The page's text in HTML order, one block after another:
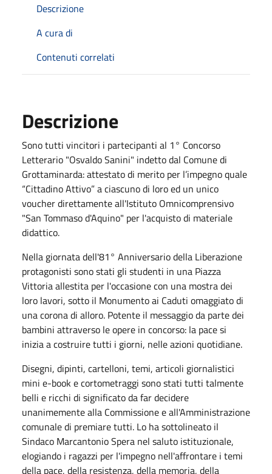
Descrizione
A cura di
Contenuti correlati
Descrizione
Sono tutti vincitori i partecipanti al 1° Concorso
Letterario "Osvaldo Sanini" indetto dal Comune di
Grottaminarda: attestato di merito per l’impegno quale
“Cittadino Attivo” a ciascuno di loro ed un unico
voucher direttamente all'Istituto Omnicomprensivo
"San Tommaso d'Aquino" per l'acquisto di materiale
didattico.
Nella giornata dell'81° Anniversario della Liberazione
protagonisti sono stati gli studenti in una Piazza
Vittoria allestita per l'occasione con una mostra dei
loro lavori, sotto il Monumento ai Caduti omaggiato di
una corona di alloro. Potente il messaggio da parte dei
bambini attraverso le opere in concorso: la pace si
inizia a costruire tutti i giorni, nelle azioni quotidiane.
Disegni, dipinti, cartelloni, temi, articoli giornalistici
mini e-book e cortometraggi sono stati tutti talmente
belli e ricchi di significato da far decidere
unanimemente alla Commissione e all'Amministrazione
comunale di premiare tutti. Lo ha sottolineato il
Sindaco Marcantonio Spera nel saluto istituzionale,
elogiando i ragazzi per l'impegno nell'affrontare i temi
della pace, della resistenza, della memoria, della